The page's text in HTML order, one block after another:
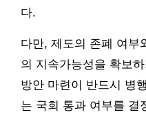
다.
다만, 제도의 존폐 여부
의 지속가능성을 확보
방안 마련이 반드시 병
는 국회 통과 여부를 결